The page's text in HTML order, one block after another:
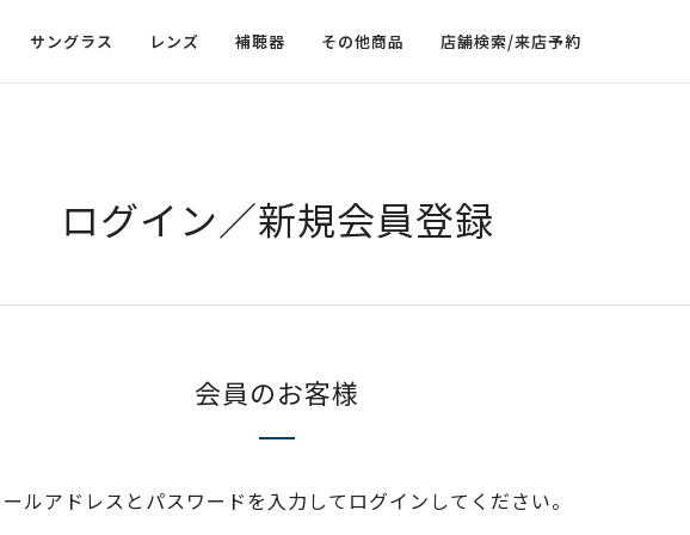
サングラス レンズ 補聴器 その他商品 店舗検索/来店予約
ログイン／新規会員登録
会員のお客様
ルアドレスとパスワードを入力してログインしてください。